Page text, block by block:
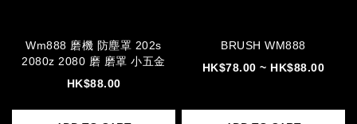
Wm888 磨機 防塵罩 202s
2080z 2080 磨 磨罩 小五金
HK$88.00
BRUSH WM888
HK$78.00 ~ HK$88.00